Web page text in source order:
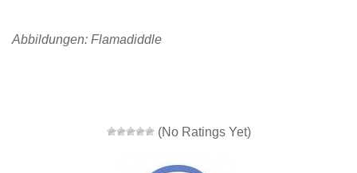
Abbildungen: Flamadiddle
(No Ratings Yet)